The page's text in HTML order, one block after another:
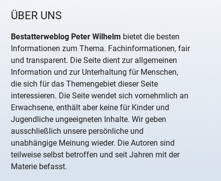
ÜBER UNS
Bestatterweblog Peter Wilhelm bietet die besten
Informationen zum Thema. Fachinformationen, fair
und transparent. Die Seite dient zur allgemeinen
Information und zur Unterhaltung für Menschen,
die sich für das Themengebiet dieser Seite
interessieren. Die Seite wendet sich vornehmlich an
Erwachsene, enthält aber keine für Kinder und
Jugendliche ungeeigneten Inhalte. Wir geben
ausschließlich unsere persönliche und
unabhängige Meinung wieder. Die Autoren sind
teilweise selbst betroffen und seit Jahren mit der
Materie befasst.